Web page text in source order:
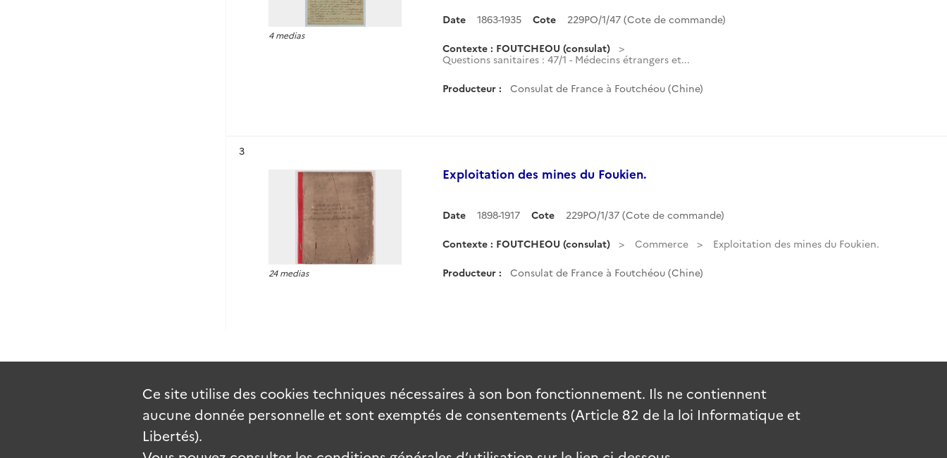
4 medias
Date 1863-1935 Cote 229PO/1/47 (Cote de commande)
Contexte : FOUTCHEOU (consulat)
Questions sanitaires : 47/1 - Médecins étrangers et...
Producteur : Consulat de France à Foutchéou (Chine)
3
24 medias
Exploitation des mines du Foukien.
Date 1898-1917 Cote 229PO/1/37 (Cote de commande)
Contexte : FOUTCHEOU (consulat) Commerce Exploitation des mines du Foukien.
Producteur : Consulat de France à Foutchéou (Chine)
Ce site utilise des cookies techniques nécessaires à son bon fonctionnement. Ils ne contiennent
aucune donnée personnelle et sont exemptés de consentements (Article 82 de la loi Informatique et
Libertés).